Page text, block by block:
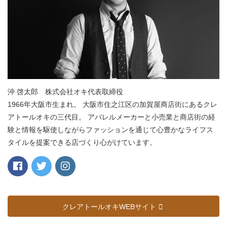
沖 啓太郎 株式会社オキ代表取締役
1966年大阪市生まれ。 大阪市住之江区の加賀屋商店街にあるクレ
アトールオキの三代目。 アパレルメーカーと小売業と商店街の経
験と情報を駆使しながらファッションを通じて心豊かなライフス
タイルを提案できる店づくり心がけています。
クレアトールオキWEBサイト